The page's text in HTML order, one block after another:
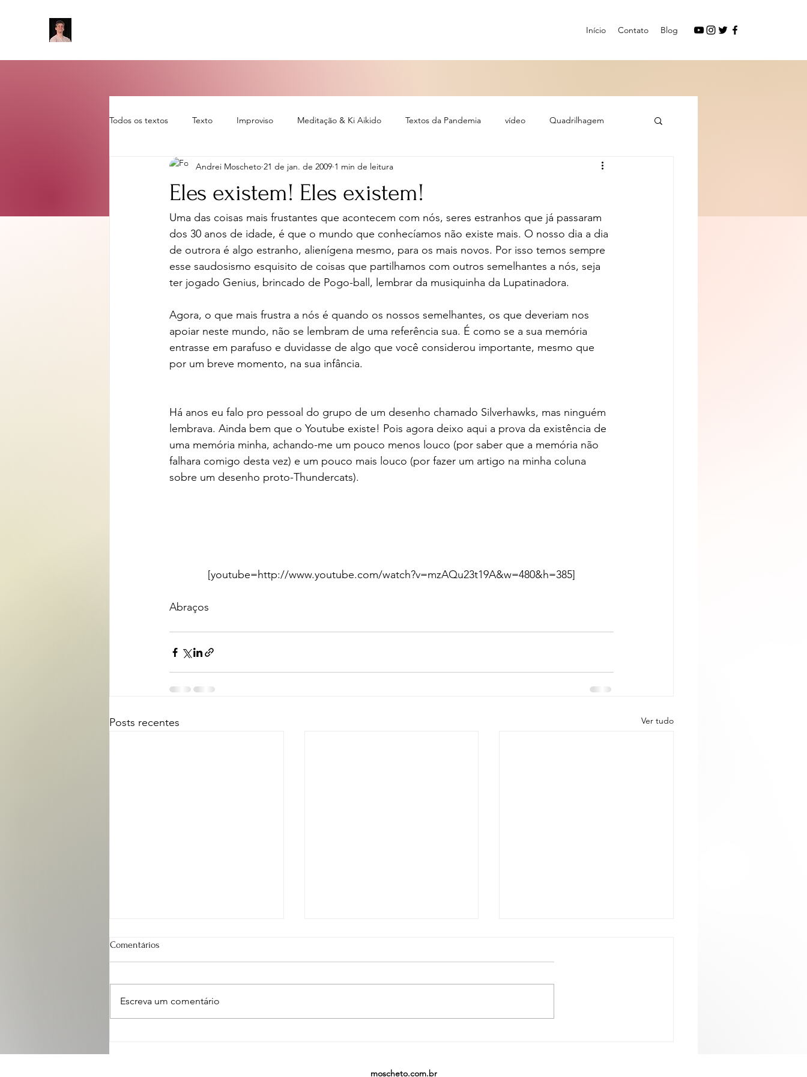
Início Contato Blog
Todos os textos Texto Improviso Meditação & Ki Aikido Textos da Pandemia vídeo Quadrilhagem
Sem categoria artigo roteiro
Eles existem! Eles existem!
Andrei Moscheto 21 de jan. de 2009 1 min de leitura
Uma das coisas mais frustantes que acontecem com nós, seres estranhos que já passaram
dos 30 anos de idade, é que o mundo que conhecíamos não existe mais. O nosso dia a dia
de outrora é algo estranho, alienígena mesmo, para os mais novos. Por isso temos sempre
esse saudosismo esquisito de coisas que partilhamos com outros semelhantes a nós, seja
ter jogado Genius, brincado de Pogo-ball, lembrar da musiquinha da Lupatinadora.
Agora, o que mais frustra a nós é quando os nossos semelhantes, os que deveriam nos
apoiar neste mundo, não se lembram de uma referência sua. É como se a sua memória
entrasse em parafuso e duvidasse de algo que você considerou importante, mesmo que
por um breve momento, na sua infância.
Há anos eu falo pro pessoal do grupo de um desenho chamado Silverhawks, mas ninguém
lembrava. Ainda bem que o Youtube existe! Pois agora deixo aqui a prova da existência de
uma memória minha, achando-me um pouco menos louco (por saber que a memória não
falhara comigo desta vez) e um pouco mais louco (por fazer um artigo na minha coluna
sobre um desenho proto-Thundercats).
[youtube=http://www.youtube.com/watch?v=mzAQu23t19A&w=480&h=385]
Abraços
Posts recentes Ver tudo
Comentários
Escreva um comentário
moscheto.com.br